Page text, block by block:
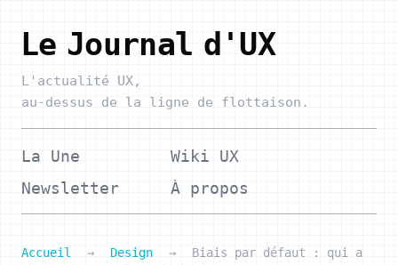
Le Journal d'UX
L'actualité UX,
au-dessus de la ligne de flottaison.
La Une
Wiki UX
Newsletter
À propos
Accueil → Design →
Biais par défaut : qui a